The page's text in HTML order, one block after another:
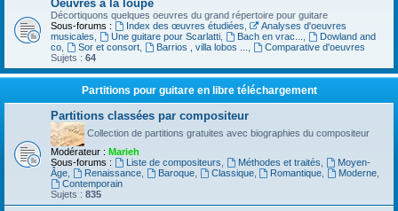
Oeuvres à la loupe
Décortiquons quelques oeuvres du grand répertoire pour guitare
Sous-forums :
Index des œuvres étudiées
Analyses d'oeuvres
musicales
Une guitare pour Scarlatti, Bach en vrac...
Dowland and
co
Sor et consort, Barrios , villa lobos ...
Comparative d'oeuvres
Sujets : 64
Partitions pour guitare en libre téléchargement
Partitions classées par compositeur
Collection de partitions gratuites avec biographies du compositeur
Modérateur : Marieh
Sous-forums :
Liste de compositeurs Méthodes et traités
Moyen-
Âge
Renaissance, Baroque, Classique, Romantique Moderne
Contemporain
Sujets : 835